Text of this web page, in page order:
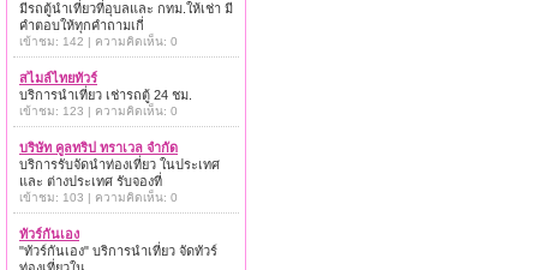
มีรถตู้นำเที่ยวที่อุบลและ กทม.ให้เช่า มี
คำตอบให้ทุกคำถามเกี่
เข้าชม: 142 | ความคิดเห็น: 0
สไมล์ไทยทัวร์
บริการนำเที่ยว เช่ารถตู้ 24 ชม.
เข้าชม: 123 | ความคิดเห็น: 0
บริษัท คูลทริป ทราเวล จำกัด
บริการรับจัดนำท่องเที่ยว ในประเทศ
และ ต่างประเทศ รับจองที่
เข้าชม: 103 | ความคิดเห็น: 0
ทัวร์กันเอง
"ทัวร์กันเอง" บริการนำเที่ยว จัดทัวร์